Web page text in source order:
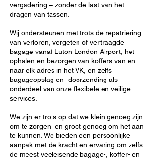
vergadering – zonder de last van het
dragen van tassen.
Wij ondersteunen met trots de repatriëring
van verloren, vergeten of vertraagde
bagage vanaf Luton London Airport, het
ophalen en bezorgen van koffers van en
naar elk adres in het VK, en zelfs
bagageopslag en -doorzending als
onderdeel van onze flexibele en veilige
services.
We zijn er trots op dat we klein genoeg zijn
om te zorgen, en groot genoeg om het aan
te kunnen. We bieden een persoonlijke
aanpak met de kracht en ervaring om zelfs
de meest veeleisende bagage-, koffer- en